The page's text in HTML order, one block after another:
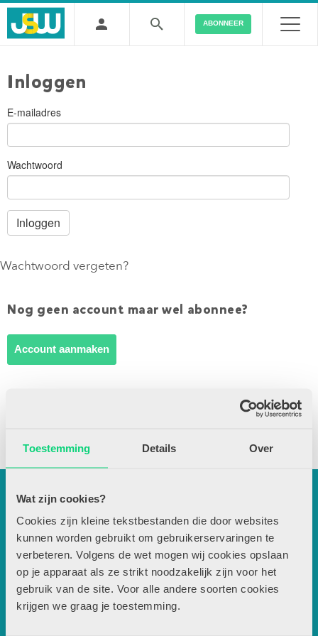
Toestemming Details Over
Wat zijn cookies?
Cookies zijn kleine tekstbestanden die door websites
kunnen worden gebruikt om gebruikerservaringen te
verbeteren. Volgens de wet mogen wij cookies opslaan
op je apparaat als ze strikt noodzakelijk zijn voor het
gebruik van de site. Voor alle andere soorten cookies
krijgen we graag je toestemming.
ABONNEER
Inloggen
E-mailadres
Wachtwoord
Wachtwoord vergeten?
Nog geen account maar wel abonnee?
Account aanmaken
Contactgegevens
Uitgeverij Zwijsen
T.a.v. redactie JSW
Locomotiefboulevard 101
5041 SE Tilburg
013-5838800
contact@jsw.nl